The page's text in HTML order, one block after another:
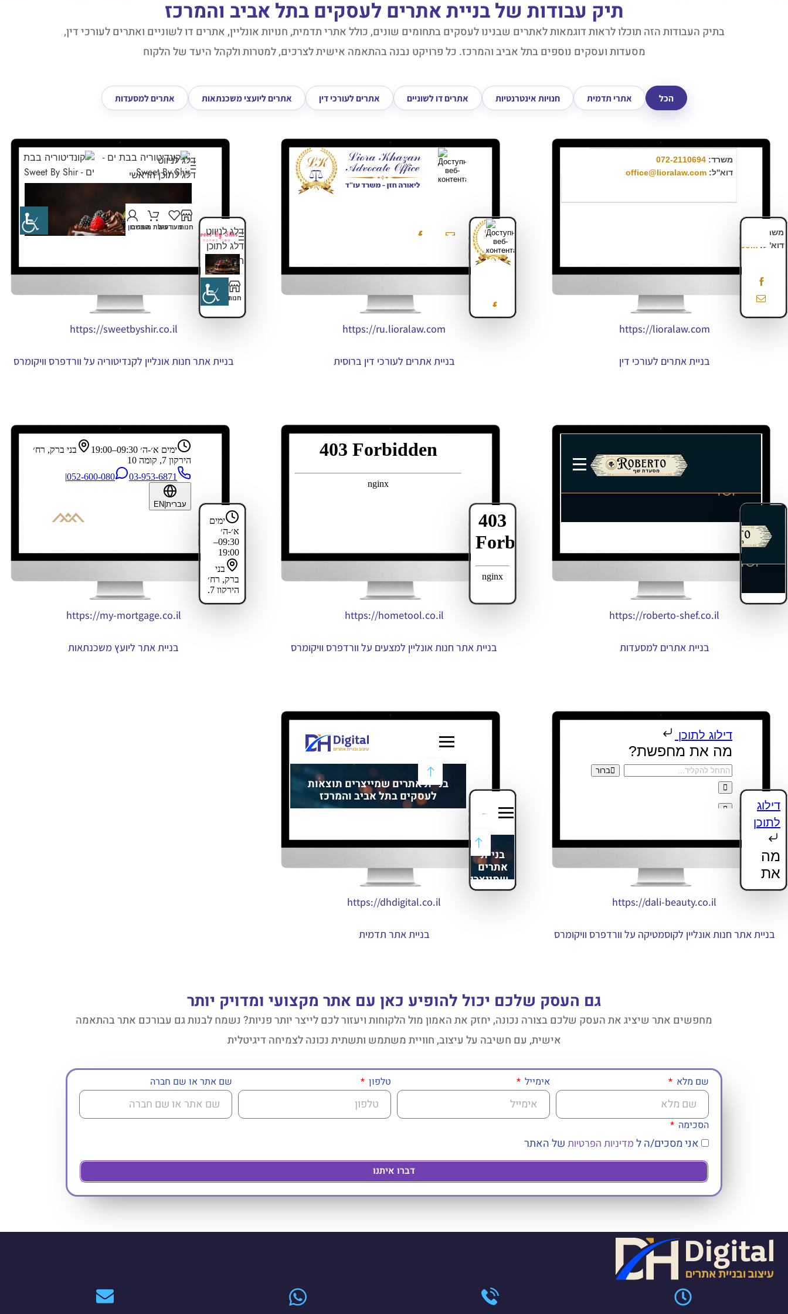
תיק עבודות של בניית אתרים לעסקים בתל אביב והמרכז
בתיק העבודות הזה תוכלו לראות דוגמאות לאתרים שבנינו לעסקים בתחומים שונים, כולל אתרי תדמית, חנויות אונליין, אתרים דו לשוניים ואתרים לעורכי דין,
מסעדות ועסקים נוספים בתל אביב והמרכז. כל פרויקט נבנה בהתאמה אישית לצרכים, למטרות ולקהל היעד של הלקוח
הכל אתרי תדמית חנויות אינטרנטיות אתרים דו לשוניים אתרים לעורכי דין אתרים ליועצי משכנתאות אתרים למסעדות
https://lioralaw.com
בניית אתרים לעורכי דין
https://ru.lioralaw.com
בניית אתרים לעורכי דין ברוסית
https://sweetbyshir.co.il
בניית אתר חנות אונליין לקנדיטוריה על וורדפרס וויקומרס
https://roberto-shef.co.il
בניית אתרים למסעדות
https://hometool.co.il
בניית אתר חנות אונליין למצעים על וורדפרס וויקומרס
https://my-mortgage.co.il
בניית אתר ליועץ משכנתאות
https://dali-beauty.co.il
בניית אתר חנות אונליין לקוסמטיקה על וורדפרס וויקומרס
https://dhdigital.co.il
בניית אתר תדמית
גם העסק שלכם יכול להופיע כאן עם אתר מקצועי ומדויק יותר
מחפשים אתר שיציג את העסק שלכם בצורה נכונה, יחזק את האמון מול הלקוחות ויעזור לכם לייצר יותר פניות? נשמח לבנות גם עבורכם אתר בהתאמה
אישית, עם חשיבה על עיצוב, חוויית משתמש ותשתית נכונה לצמיחה דיגיטלית
שם מלא אימייל טלפון שם אתר או שם חברה
הסכימה
אני מסכים/ה ל מדיניות הפרטיות של האתר
דברו איתנו